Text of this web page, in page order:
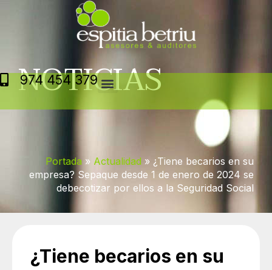
974 454 379
NOTICIAS
Portada » Actualidad » ¿Tiene becarios en su
empresa? Sepaque desde 1 de enero de 2024 se
debecotizar por ellos a la Seguridad Social
¿Tiene becarios en su